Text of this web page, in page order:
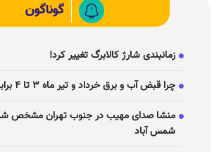
گوناگون
زمانبندی شارژ کالابرگ تغییر کرد!
چرا قبض آب و برق خرداد و تیر ماه ۳ تا ۴ برابر شده است؟
منشا صدای مهیب در جنوب تهران مشخص شد؛
شمس آباد